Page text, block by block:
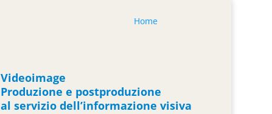
Home
Videoimage
Produzione e postproduzione
al servizio dell’informazione visiva